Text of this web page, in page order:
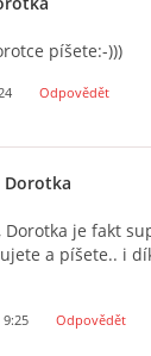
píšete:-)))
Odpovědět
Dorotka
Dorotka je fakt
a píšete.. i
9:25 Odpovědět